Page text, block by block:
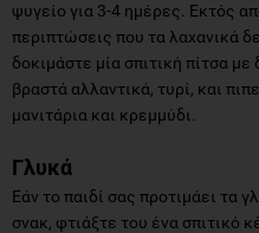
ψυγείο για 3-4 ημέρες. Εκτός
περιπτώσεις που τα λαχανικά
δοκιμάστε μία σπιτική πίτσα
βραστά αλλαντικά, τυρί, και
μανιτάρια και κρεμμύδι.
Γλυκά
Εάν το παιδί σας προτιμάει τα
σνακ, φτιάξτε του ένα σπιτικό